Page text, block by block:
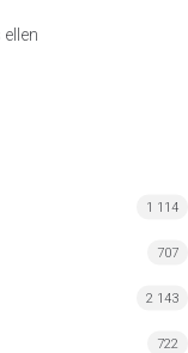
1 114
707
2 143
722